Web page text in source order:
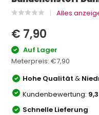
Alles
€ 7,90
Auf Lager
Meterpreis:€7,90
Hohe Qualität&
Kundenbewertung:
Schnelle Lieferung